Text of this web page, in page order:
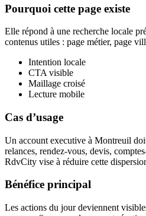
Pourquoi cette page existe
Elle répond à une recherche locale
contenus utiles : page métier, page
Intention locale
CTA visible
Maillage croisé
Lecture mobile
Cas d’usage
Un account executive à Montreuil
relances, rendez-vous, devis,
RdvCity vise à réduire cette
Bénéfice principal
Les actions du jour deviennent